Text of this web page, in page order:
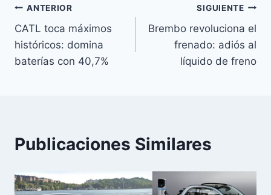
Navegación
de
entradas
ANTERIOR
CATL toca máximos
históricos: domina
baterías con 40,7%
SIGUIENTE
Brembo revoluciona el
frenado: adiós al
líquido de freno
Publicaciones Similares